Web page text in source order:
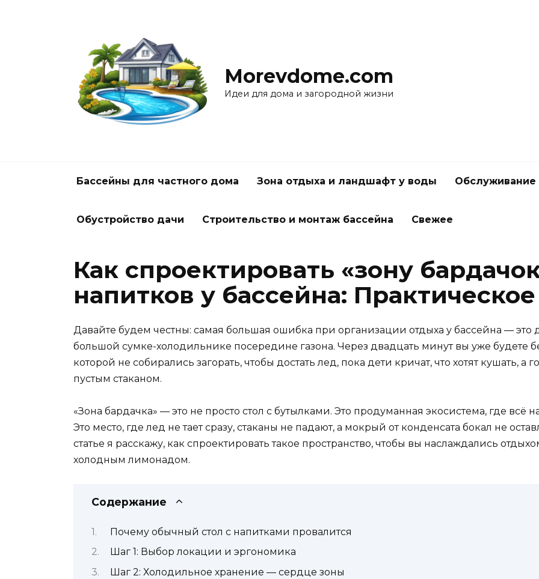
Morevdome.com
Идеи для дома и загородной жизни
Бассейны для частного дома Зона отдыха и ландшафт у воды Обслуживание
Обустройство дачи Строительство и монтаж бассейна Свежее
Как спроектировать «зону
напитков у бассейна:
Давайте будем честны: самая большая ошибка при организации отдыха у бассейна — это
большой сумке-холодильнике посередине газона. Через двадцать минут вы уже будете
которой не собирались загорать, чтобы достать лед, пока дети кричат, что хотят кушать,
пустым стаканом.
«Зона бардачка» — это не просто стол с бутылками. Это продуманная экосистема, где всё
Это место, где лед не тает сразу, стаканы не падают, а мокрый от конденсата бокал не
статье я расскажу, как спроектировать такое пространство, чтобы вы наслаждались
холодным лимонадом.
Содержание
Почему обычный стол с напитками провалится
Шаг 1: Выбор локации и эргономика
Шаг 2: Холодильное хранение — сердце зоны